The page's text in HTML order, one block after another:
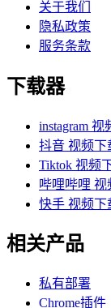
关于我们
隐私政策
服务条款
下载器
instagram 视
抖音 视频下
Tiktok 视频
哔哩哔哩 视
快手 视频下
相关产品
私有部署
Chrome插件